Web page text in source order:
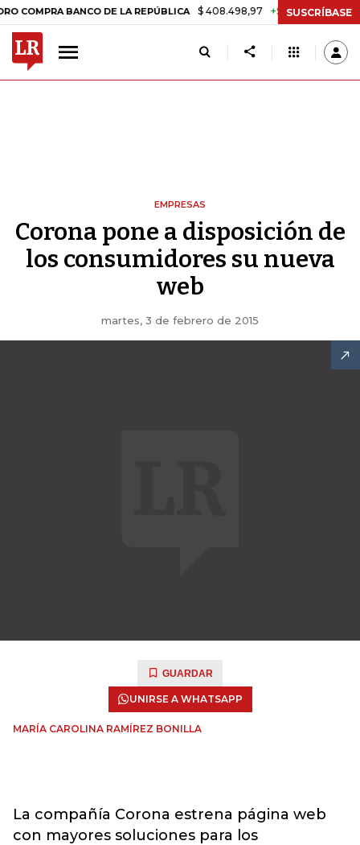
BANCO DE LA REPÚBLICA $ 408.498,97 +$ 8.753,81 +2,19%
SUSCRÍBASE
EMPRESAS
Corona pone a disposición de
los consumidores su nueva
web
martes, 3 de febrero de 2015
GUARDAR
UNIRSE A WHATSAPP
MARÍA CAROLINA RAMÍREZ BONILLA
La compañía Corona estrena página web
con mayores soluciones para los